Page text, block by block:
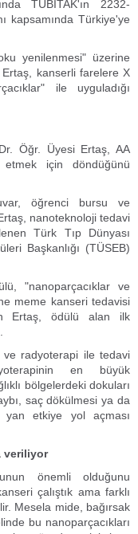
TÜBİTAK'ın 2232-
kapsamında Türkiye'ye
yenilenmesi" üzerine
Ertaş, kanserli farelere X
ile uyguladığı
Öğr. Üyesi Ertaş, AA
için döndüğünü
öğrenci bursu ve
nanoteknoloji tedavi
Türk Tıp Dünyası
Başkanlığı (TÜSEB)
"nanoparçacıklar ve
meme kanseri tedavisi
Ertaş, ödülü alan ilk
ve radyoterapi ile tedavi
en büyük
bölgelerdeki dokuları
saç dökülmesi ya da
yan etkiye yol açması
veriliyor
önemli olduğunu
çalıştık ama farklı
Mesela mide, bağırsak
bu nanoparçacıkları